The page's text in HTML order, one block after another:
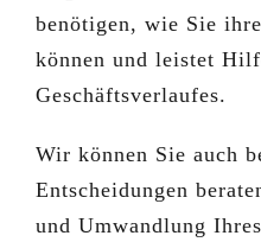
benötigen, wie Sie
können und leistet
Geschäftsverlaufes.
Wir können Sie auch
Entscheidungen
und Umwandlung